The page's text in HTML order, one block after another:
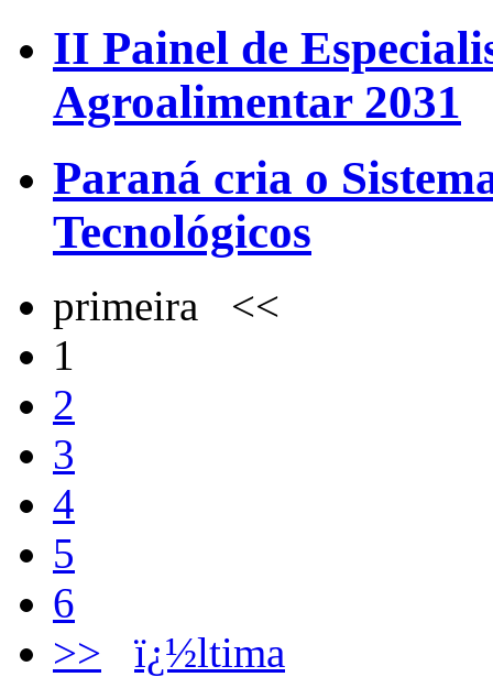
II Painel de
Agroalimentar 2031
Paraná cria o
Tecnológicos
primeira <<
1
2
3
4
5
6
>>
ï¿½ltima